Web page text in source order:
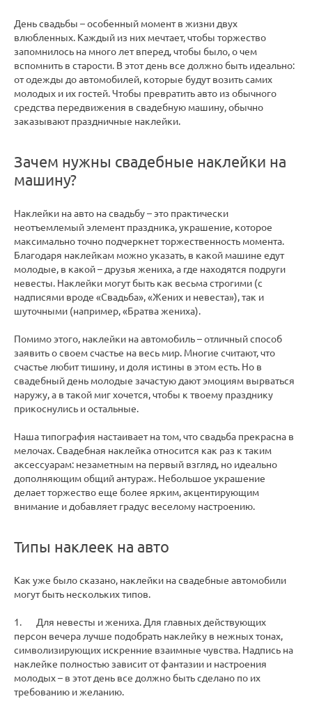
День свадьбы – особенный момент в жизни двух
влюбленных. Каждый из них мечтает, чтобы торжество
запомнилось на много лет вперед, чтобы было, о чем
вспомнить в старости. В этот день все должно быть идеально:
от одежды до автомобилей, которые будут возить самих
молодых и их гостей. Чтобы превратить авто из обычного
средства передвижения в свадебную машину, обычно
заказывают праздничные наклейки.
Зачем нужны свадебные наклейки на
машину?
Наклейки на авто на свадьбу – это практически
неотъемлемый элемент праздника, украшение, которое
максимально точно подчеркнет торжественность момента.
Благодаря наклейкам можно указать, в какой машине едут
молодые, в какой – друзья жениха, а где находятся подруги
невесты. Наклейки могут быть как весьма строгими (с
надписями вроде «Свадьба», «Жених и невеста»), так и
шуточными (например, «Братва жениха).
Помимо этого, наклейки на автомобиль – отличный способ
заявить о своем счастье на весь мир. Многие считают, что
счастье любит тишину, и доля истины в этом есть. Но в
свадебный день молодые зачастую дают эмоциям вырваться
наружу, а в такой миг хочется, чтобы к твоему празднику
прикоснулись и остальные.
Наша типография настаивает на том, что свадьба прекрасна в
мелочах. Свадебная наклейка относится как раз к таким
аксессуарам: незаметным на первый взгляд, но идеально
дополняющим общий антураж. Небольшое украшение
делает торжество еще более ярким, акцентирующим
внимание и добавляет градус веселому настроению.
Типы наклеек на авто
Как уже было сказано, наклейки на свадебные автомобили
могут быть нескольких типов.
1. Для невесты и жениха. Для главных действующих
персон вечера лучше подобрать наклейку в нежных тонах,
символизирующих искренние взаимные чувства. Надпись на
наклейке полностью зависит от фантазии и настроения
молодых – в этот день все должно быть сделано по их
требованию и желанию.